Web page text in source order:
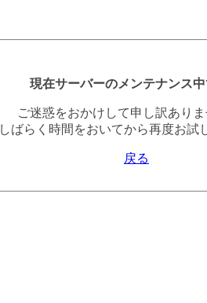
現在サーバーのメンテナンス中
ご迷惑をおかけして申し訳ありま
しばらく時間をおいてから再度お試
戻る